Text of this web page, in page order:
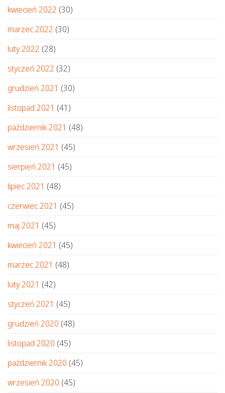
kwiecień 2022 (30)
marzec 2022 (30)
luty 2022 (28)
styczeń 2022 (32)
grudzień 2021 (30)
listopad 2021 (41)
październik 2021 (48)
wrzesień 2021 (45)
sierpień 2021 (45)
lipiec 2021 (48)
czerwiec 2021 (45)
maj 2021 (45)
kwiecień 2021 (45)
marzec 2021 (48)
luty 2021 (42)
styczeń 2021 (45)
grudzień 2020 (48)
listopad 2020 (45)
październik 2020 (45)
wrzesień 2020 (45)